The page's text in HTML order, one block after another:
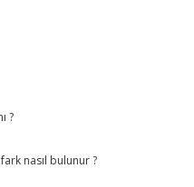
?
nasıl bulunur ?